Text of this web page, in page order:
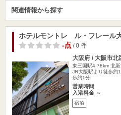
関連情報から探す
ホテルモントレ ル・フレール
-点/ 0 件
大阪府 / 大阪市北
東三国駅4.78km 北
JR大阪駅より徒歩
歩約1分
営業時間
入浴料金 ～
宿泊